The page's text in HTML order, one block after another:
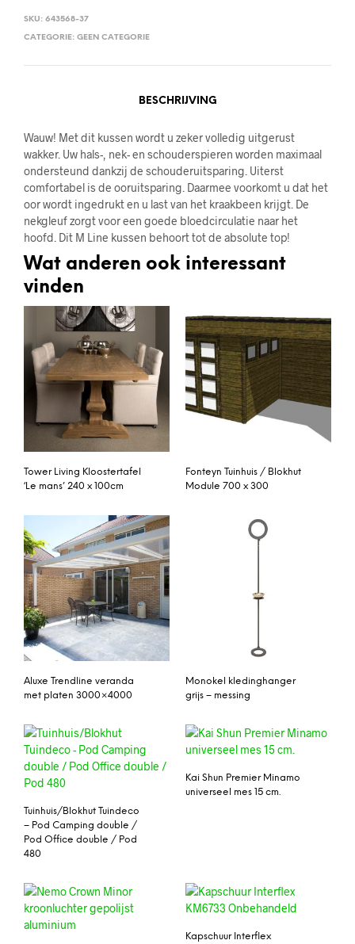
SKU: 643568-37
CATEGORIE: GEEN CATEGORIE
BESCHRIJVING
Wauw! Met dit kussen wordt u zeker volledig uitgerust
wakker. Uw hals-, nek- en schouderspieren worden maximaal
ondersteund dankzij de schouderuitsparing. Uiterst
comfortabel is de ooruitsparing. Daarmee voorkomt u dat het
oor wordt ingedrukt en u last van het kraakbeen krijgt. De
nekgleuf zorgt voor een goede bloedcirculatie naar het
hoofd. Dit M Line kussen behoort tot de absolute top!
Wat anderen ook interessant
vinden
Tower Living Kloostertafel
‘Le mans’ 240 x 100cm
Fonteyn Tuinhuis / Blokhut
Module 700 x 300
Aluxe Trendline veranda
met platen 3000×4000
Monokel kledinghanger
grijs – messing
Tuinhuis/Blokhut Tuindeco
– Pod Camping double /
Pod Office double / Pod
480
Kai Shun Premier Minamo
universeel mes 15 cm.
Kapschuur Interflex